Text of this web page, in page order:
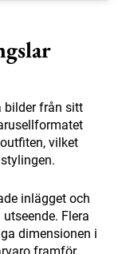
bilder från sitt
vilket
inlägget och
Flera
dimensionen i
framför